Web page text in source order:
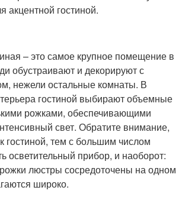
акцентной гостиной.
– это самое крупное помещение в
обустраивают и декорируют с
нежели остальные комнаты. В
гостиной выбирают объемные
рожками, обеспечивающими
свет. Обратите внимание,
гостиной, тем с большим числом
осветительный прибор, и наоборот:
люстры сосредоточены на одном
широко.